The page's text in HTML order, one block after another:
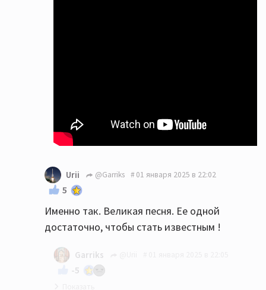
Urii @Garriks 01 января 2025 в 22:02
5
Именно так. Великая песня. Ее одной
достаточно, чтобы стать известным !
Garriks
-5